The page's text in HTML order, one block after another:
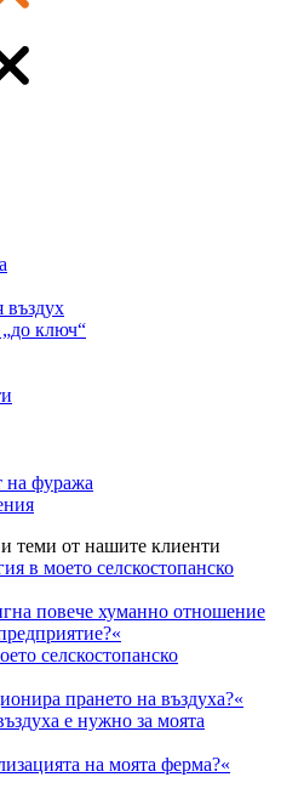
въздух
ключ“
на фуража
теми от нашите клиенти
в моето селскостопанско
повече хуманно отношение
селскостопанско
прането на въздуха?«
е нужно за моята
на моята ферма?«